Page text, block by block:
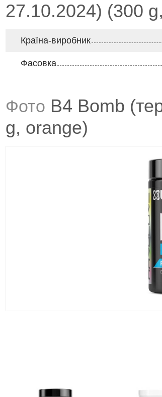
27.10.2024) (300
Країна-виробник
Фасовка
Фото B4 Bomb
g, orange)